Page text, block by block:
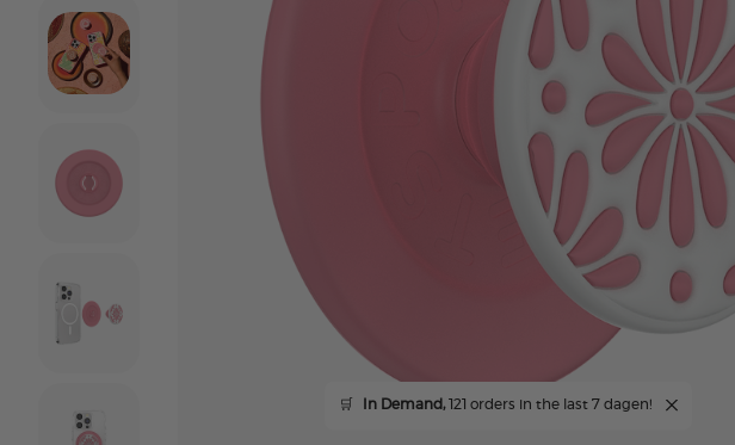
🛒 In Demand,121 orders in the last 7 dagen!